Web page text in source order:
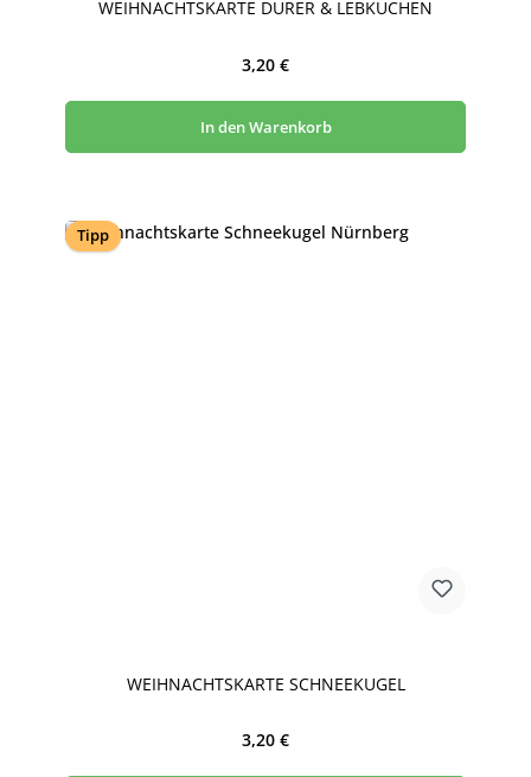
WEIHNACHTSKARTE DÜRER & LEBKUCHEN
Regulärer Preis:
3,20 €
In den Warenkorb
Tipp
WEIHNACHTSKARTE SCHNEEKUGEL
Regulärer Preis:
3,20 €